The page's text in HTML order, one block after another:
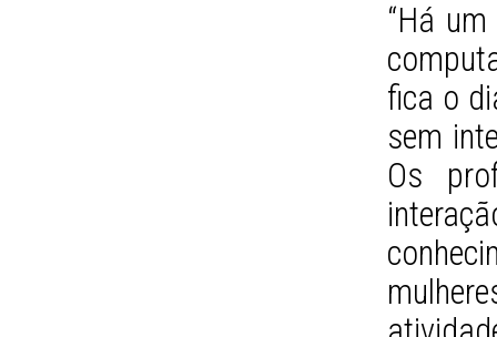
“Há
fica o
sem
Os